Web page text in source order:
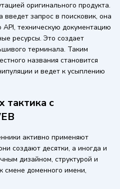
оригинального продукта.
запрос в поисковик, она
техническую документацию
ресурсы. Это создает
терминала. Таким
названия становится
и ведет к усыплению
тактика с
активно применяют
создают десятки, а иногда и
дизайном, структурой и
смене доменного имени,